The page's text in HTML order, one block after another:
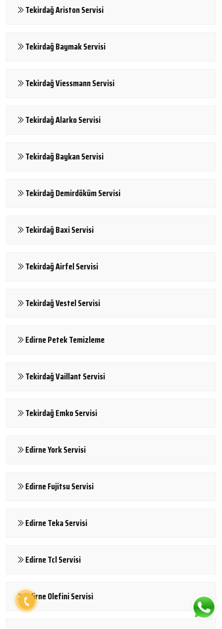
Tekirdağ Ariston Servisi
Tekirdağ Baymak Servisi
Tekirdağ Viessmann Servisi
Tekirdağ Alarko Servisi
Tekirdağ Baykan Servisi
Tekirdağ Demirdöküm Servisi
Tekirdağ Baxi Servisi
Tekirdağ Airfel Servisi
Tekirdağ Vestel Servisi
Edirne Petek Temizleme
Tekirdağ Vaillant Servisi
Tekirdağ Emko Servisi
Edirne York Servisi
Edirne Fujitsu Servisi
Edirne Teka Servisi
Edirne Tcl Servisi
Edirne Olefini Servisi